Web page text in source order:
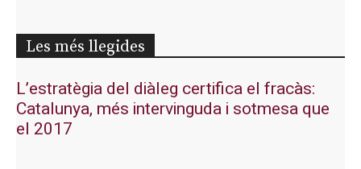
Les més llegides
L’estratègia del diàleg certifica el fracàs:
Catalunya, més intervinguda i sotmesa que
el 2017